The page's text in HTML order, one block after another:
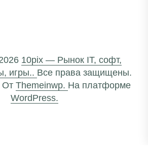
10pix — Рынок IT, софт,
игры.. Все права защищены.
От Themeinwp. На платформе
WordPress.